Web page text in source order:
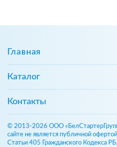
Главная
Каталог
Контакты
© 2013-2026 ООО
сайте не является публичной
Статьи 405 Гражданского Кодекса РБ.